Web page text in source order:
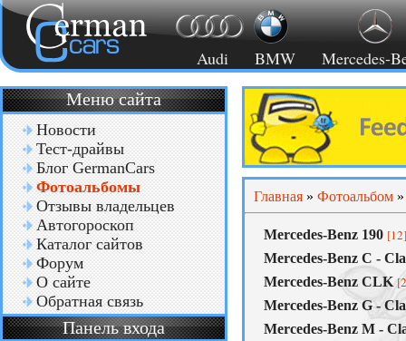
Audi BMW Mercedes-
Меню сайта
Новости
Тест-драйвы
Блог GermanCars
Фотоальбомы
Отзывы владельцев
Автогороскоп
Каталог сайтов
Форум
О сайте
Обратная связь
Панель входа
Главная » Фотоальбом
Mercedes-Benz 190 [12]
Mercedes-Benz C -
Mercedes-Benz CLK
Mercedes-Benz G -
Mercedes-Benz M -